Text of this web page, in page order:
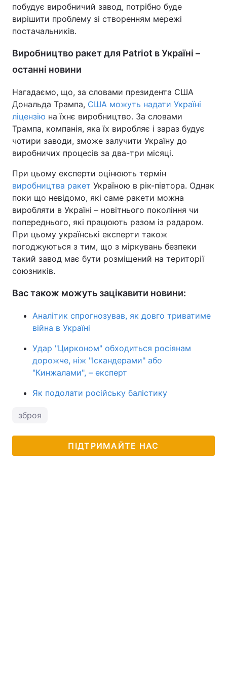
побудує виробничий завод, потрібно буде
вирішити проблему зі створенням мережі
постачальників.
Виробництво ракет для Patriot в Україні –
останні новини
Нагадаємо, що, за словами президента США
Дональда Трампа, США можуть надати Україні
ліцензію на їхнє виробництво. За словами
Трампа, компанія, яка їх виробляє і зараз будує
чотири заводи, зможе залучити Україну до
виробничих процесів за два-три місяці.
При цьому експерти оцінюють термін
виробництва ракет Україною в рік-півтора. Однак
поки що невідомо, які саме ракети можна
виробляти в Україні – новітнього покоління чи
попереднього, які працюють разом із радаром.
При цьому українські експерти також
погоджуються з тим, що з міркувань безпеки
такий завод має бути розміщений на території
союзників.
Вас також можуть зацікавити новини:
Аналітик спрогнозував, як довго триватиме
війна в Україні
Удар "Цирконом" обходиться росіянам
дорожче, ніж "Іскандерами" або
"Кинжалами", – експерт
Як подолати російську балістику
зброя
ПІДТРИМАЙТЕ НАС